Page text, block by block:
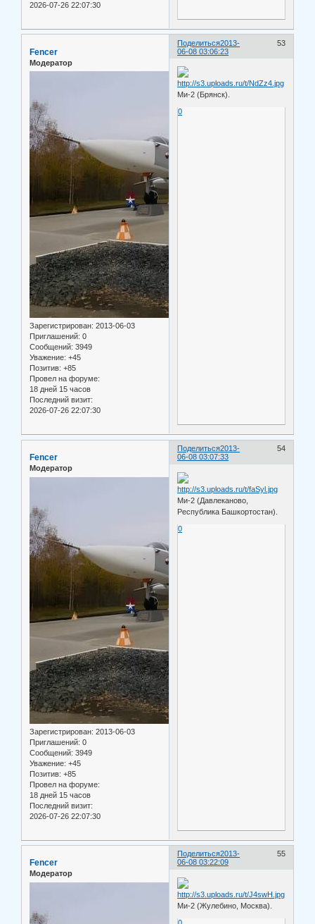
2026-07-26 22:07:30
Поделиться 53
2013-
06-08 03:06:23
Fencer
Модератор
Зарегистрирован: 2013-06-03
Приглашений: 0
Сообщений: 3949
Уважение: +45
Позитив: +85
Провел на форуме:
18 дней 15 часов
Последний визит:
2026-07-26 22:07:30
Ми-2 (Брянск).
0
Поделиться 54
2013-
06-08 03:07:33
Fencer
Модератор
Зарегистрирован: 2013-06-03
Приглашений: 0
Сообщений: 3949
Уважение: +45
Позитив: +85
Провел на форуме:
18 дней 15 часов
Последний визит:
2026-07-26 22:07:30
Ми-2 (Давлеканово,
Республика Башкортостан).
0
Поделиться 55
2013-
06-08 03:22:09
Fencer
Модератор
Ми-2 (Жулебино, Москва).